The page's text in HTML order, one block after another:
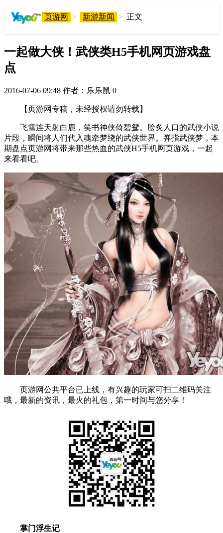
页游网 > 新游新闻 > 正文
一起做大侠！武侠类H5手机网页游戏盘
点
2016-07-06 09:48 作者：乐乐鼠 0
【页游网专稿，未经授权请勿转载】
飞雪连天射白鹿，笑书神侠倚碧鸳。脍炙人口的武侠小说
片段，瞬间将人们代入魂牵梦绕的武侠世界。弹指武侠梦，本
期盘点页游网将带来那些热血的武侠H5手机网页游戏，一起
来看看吧。
页游网公共平台已上线，有兴趣的玩家可扫二维码关注
哦，最新的资讯，最火的礼包，第一时间与您分享！
掌门浮生记